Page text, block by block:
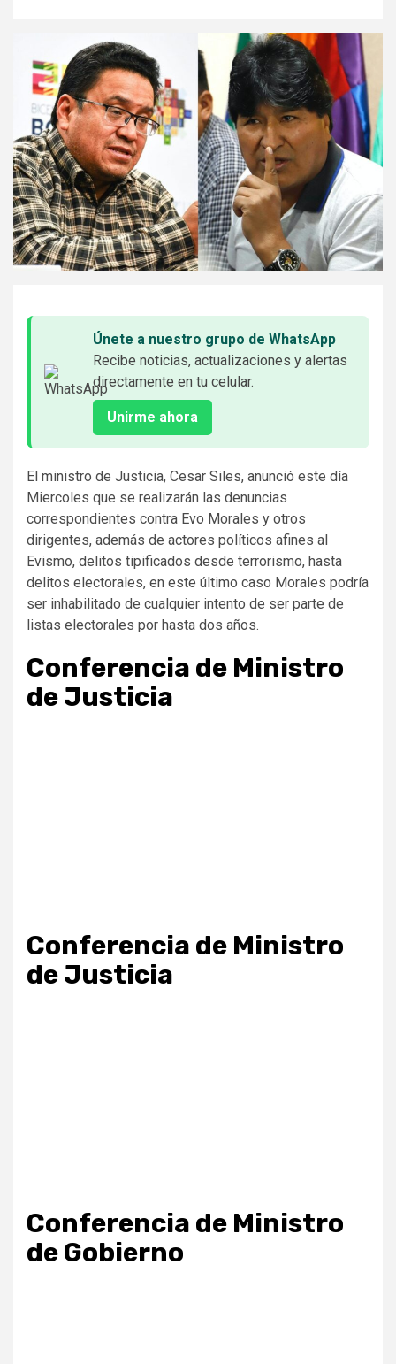
Únete a nuestro grupo de WhatsApp
Recibe noticias, actualizaciones y alertas
directamente en tu celular.
Unirme ahora
El ministro de Justicia, Cesar Siles, anunció este día
Miercoles que se realizarán las denuncias
correspondientes contra Evo Morales y otros
dirigentes, además de actores políticos afines al
Evismo, delitos tipificados desde terrorismo, hasta
delitos electorales, en este último caso Morales podría
ser inhabilitado de cualquier intento de ser parte de
listas electorales por hasta dos años.
Conferencia de Ministro
de Justicia
Conferencia de Ministro
de Justicia
Conferencia de Ministro
de Gobierno